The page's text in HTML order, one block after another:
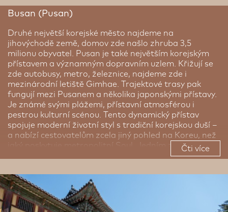
Busan (Pusan)
Druhé největší korejské město najdeme na
jihovýchodě země, domov zde našlo zhruba 3,5
milionu obyvatel. Pusan je také největším korejským
přístavem a významným dopravním uzlem. Křižují se
zde autobusy, metro, železnice, najdeme zde i
mezinárodní letiště Gimhae. Trajektové trasy pak
fungují mezi Pusanem a několika japonskými přístavy.
Je známé svými plážemi, přístavní atmosférou i
pestrou kulturní scénou. Tento dynamický přístav
spojuje moderní životní styl s tradiční korejskou duší –
a nabízí cestovatelům zcela jiný pohled na Koreu, než
jaký poskytuje metropolitní Soul. Jedním z hlavních
lákadel je slavná pláž Haeundae, dlouhý pás jemného
létě proměňuje v živé centrum relaxace i festivalů.
Nedaleko se nachází Gwangalli Beach, odkud je
krásný výhled na osvětlený most Gwangan v noci.
Milovníci přírody si oblíbí i dramatické útesy a chrám
Čti více